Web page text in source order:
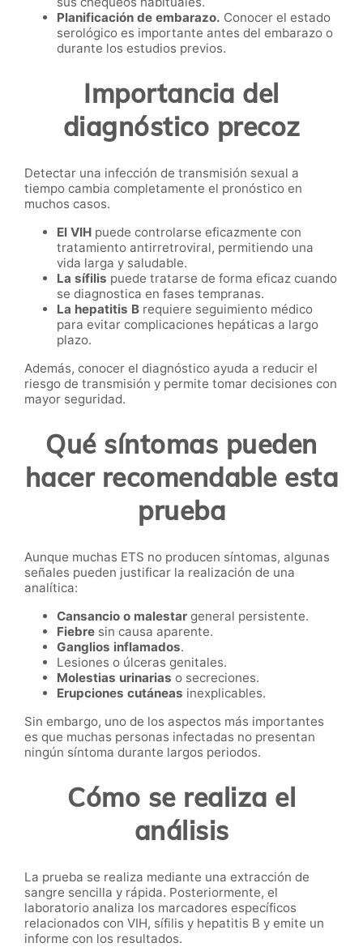
Planificación de embarazo. Conocer el estado
serológico es importante antes del embarazo o
durante los estudios previos.
Importancia del
diagnóstico precoz
Detectar una infección de transmisión sexual a
tiempo cambia completamente el pronóstico en
muchos casos.
El VIH puede controlarse eficazmente con
tratamiento antirretroviral, permitiendo una
vida larga y saludable.
La sífilis puede tratarse de forma eficaz cuando
se diagnostica en fases tempranas.
La hepatitis B requiere seguimiento médico
para evitar complicaciones hepáticas a largo
plazo.
Además, conocer el diagnóstico ayuda a reducir el
riesgo de transmisión y permite tomar decisiones con
mayor seguridad.
Qué síntomas pueden
hacer recomendable esta
prueba
Aunque muchas ETS no producen síntomas, algunas
señales pueden justificar la realización de una
analítica:
Cansancio o malestar general persistente.
Fiebre sin causa aparente.
Ganglios inflamados.
Lesiones o úlceras genitales.
Molestias urinarias o secreciones.
Erupciones cutáneas inexplicables.
Sin embargo, uno de los aspectos más importantes
es que muchas personas infectadas no presentan
ningún síntoma durante largos periodos.
Cómo se realiza el
análisis
La prueba se realiza mediante una extracción de
sangre sencilla y rápida. Posteriormente, el
laboratorio analiza los marcadores específicos
relacionados con VIH, sífilis y hepatitis B y emite un
informe con los resultados.